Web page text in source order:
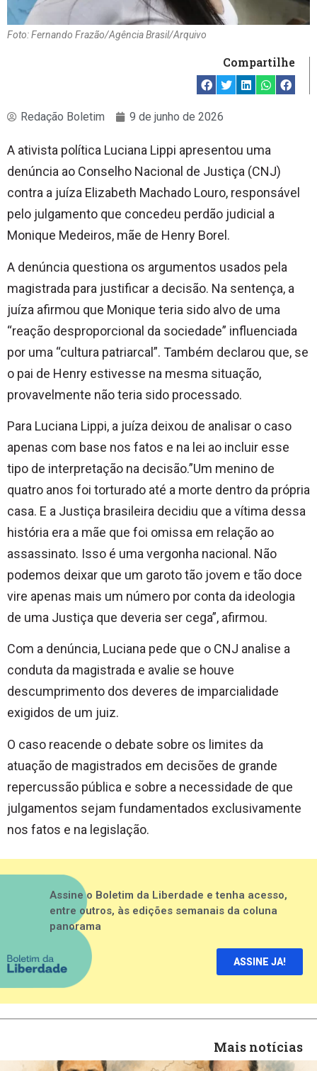
Foto: Fernando Frazão/Agência Brasil/Arquivo
Compartilhe
Redação Boletim 9 de junho de 2026
A ativista política Luciana Lippi apresentou uma
denúncia ao Conselho Nacional de Justiça (CNJ)
contra a juíza Elizabeth Machado Louro, responsável
pelo julgamento que concedeu perdão judicial a
Monique Medeiros, mãe de Henry Borel.
A denúncia questiona os argumentos usados pela
magistrada para justificar a decisão. Na sentença, a
juíza afirmou que Monique teria sido alvo de uma
“reação desproporcional da sociedade” influenciada
por uma “cultura patriarcal”. Também declarou que, se
o pai de Henry estivesse na mesma situação,
provavelmente não teria sido processado.
Para Luciana Lippi, a juíza deixou de analisar o caso
apenas com base nos fatos e na lei ao incluir esse
tipo de interpretação na decisão.”Um menino de
quatro anos foi torturado até a morte dentro da própria
casa. E a Justiça brasileira decidiu que a vítima dessa
história era a mãe que foi omissa em relação ao
assassinato. Isso é uma vergonha nacional. Não
podemos deixar que um garoto tão jovem e tão doce
vire apenas mais um número por conta da ideologia
de uma Justiça que deveria ser cega”, afirmou.
Com a denúncia, Luciana pede que o CNJ analise a
conduta da magistrada e avalie se houve
descumprimento dos deveres de imparcialidade
exigidos de um juiz.
O caso reacende o debate sobre os limites da
atuação de magistrados em decisões de grande
repercussão pública e sobre a necessidade de que
julgamentos sejam fundamentados exclusivamente
nos fatos e na legislação.
Assine o Boletim da Liberdade e tenha acesso,
entre outros, às edições semanais da coluna
panorama
ASSINE JA!
Mais notícias